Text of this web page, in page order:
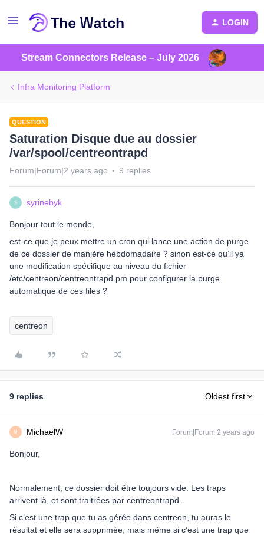
LOGIN
Stream Connectors Release – July 2026
Infra Monitoring Platform
QUESTION
Saturation Disque due au dossier
/var/spool/centreontrapd
Forum|Forum|2 years ago 9 replies
S syrinebyk
Bonjour tout le monde,
est-ce que je peux mettre un cron qui lance une action de purge
de ce dossier de manière hebdomadaire ? sinon est-ce qu’il ya
une modification spécifique au niveau du fichier
/etc/centreon/centreontrapd.pm pour configurer la purge
automatique de ces files ?
centreon
9 replies Oldest first
M MichaelW Forum|Forum|2 years ago
Bonjour,
Normalement, ce dossier doit être toujours vide. Les traps
arrivent là, et sont traitrées par centreontrapd.
Si c’est une trap que tu as gérée dans centreon, tu auras le
résultat et elle sera supprimée, mais même si c’est une trap que